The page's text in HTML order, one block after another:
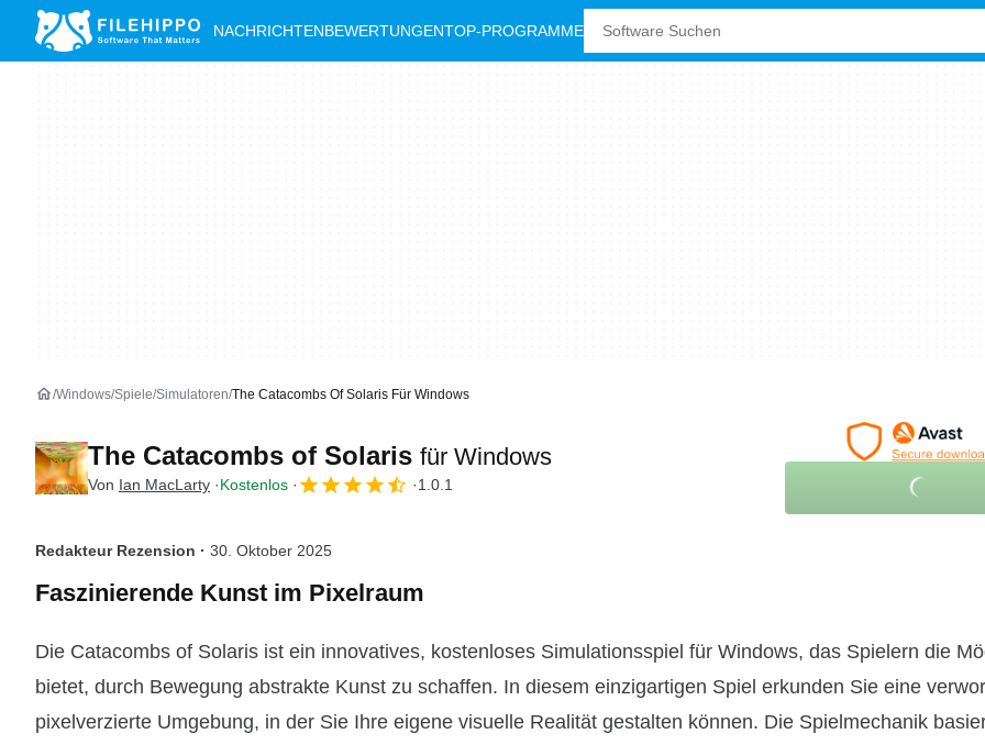
NACHRICHTENBEWERTUNGENTOP-PROGRAMME
Windows Spiele Simulatoren The Catacombs Of Solaris Für Windows
The Catacombs of Solaris für Windows
Von Ian MacLarty Kostenlos 1.0.1
Redakteur Rezension · 30. Oktober 2025
Faszinierende Kunst im Pixelraum
Die Catacombs of Solaris ist ein innovatives, kostenloses Simulationsspiel für Windows, das Spielern die
bietet, durch Bewegung abstrakte Kunst zu schaffen. In diesem einzigartigen Spiel erkunden Sie eine
pixelverzierte Umgebung, in der Sie Ihre eigene visuelle Realität gestalten können. Die Spielmechanik